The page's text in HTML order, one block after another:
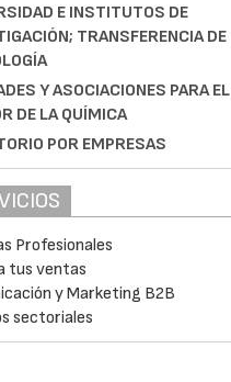
E INSTITUTOS DE
TRANSFERENCIA DE
Y ASOCIACIONES PARA EL
DE LA QUÍMICA
POR EMPRESAS
Profesionales
tus ventas
y Marketing B2B
sectoriales